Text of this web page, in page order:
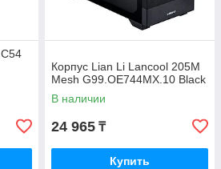
Корпус Lian Li Lancool 205M
Mesh G99.OE744MX.10 Black
В наличии
24 965 ₸
Купить